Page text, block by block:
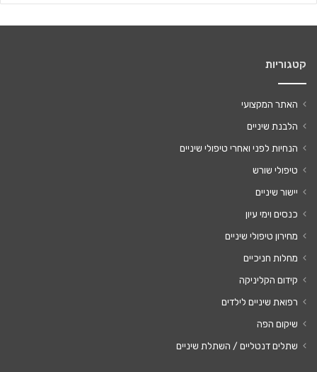
קטגוריות
האתר המקצועי
הלבנת שיניים
הנחיות לפני ואחרי טיפולי שיניים
טיפולי שורש
יישור שיניים
כנסים וימי עיון
מחירון טיפולי שיניים
מחלות חניכיים
קידום הקליניקה
רפואת שיניים לילדים
שיקום הפה
שתלים דנטליים / השתלת שיניים